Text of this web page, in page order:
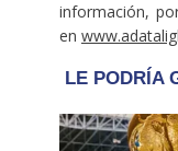
información,
en